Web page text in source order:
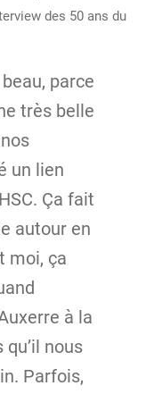
des 50 ans du
parce
très belle
un lien
Ça fait
autour en
moi, ça
à la
nous
Parfois,